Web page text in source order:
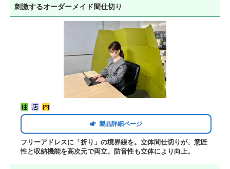
刺激するオーダーメイド間仕切り
製品詳細ページ
フリーアドレスに「折り」の境界線を。立体間仕切りが、意匠
性と収納機能を高次元で両立。防音性も立体により向上。